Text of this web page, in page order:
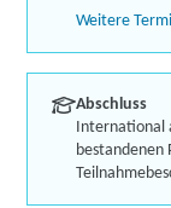
Weitere
Abschluss
International